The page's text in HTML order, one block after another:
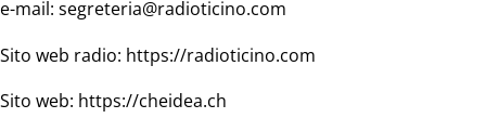
e-mail: segreteria@radioticino.com
Sito web radio: https://radioticino.com
Sito web: https://cheidea.ch